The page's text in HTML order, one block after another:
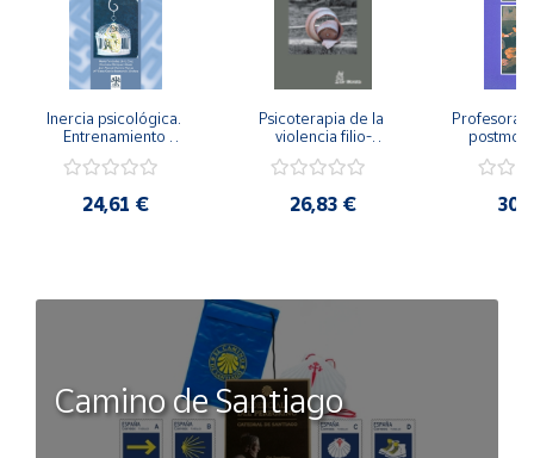
Inercia psicológica.
Entrenamiento
Igualdad de Género.
24,61 €
Psicoterapia de la
violencia filio-
secreto y la
26,83 €
Camino de Santiago